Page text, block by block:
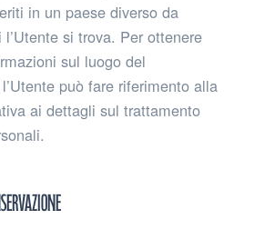
in un paese diverso da
si trova. Per ottenere
sul luogo del
può fare riferimento alla
ai dettagli sul trattamento